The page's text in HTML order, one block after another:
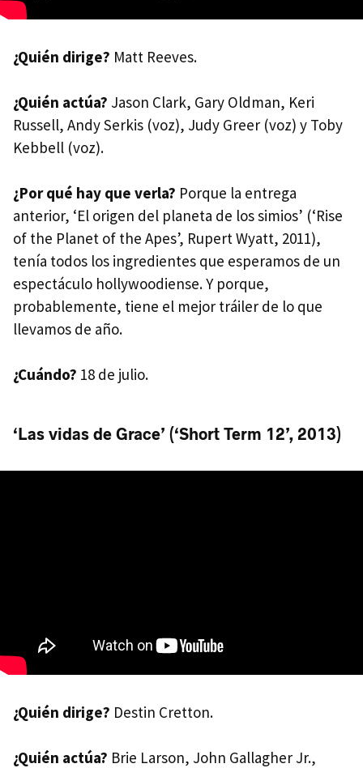
¿Quién dirige? Matt Reeves.
¿Quién actúa? Jason Clark, Gary Oldman, Keri
Russell, Andy Serkis (voz), Judy Greer (voz) y Toby
Kebbell (voz).
¿Por qué hay que verla? Porque la entrega
anterior, ‘El origen del planeta de los simios’ (‘Rise
of the Planet of the Apes’, Rupert Wyatt, 2011),
tenía todos los ingredientes que esperamos de un
espectáculo hollywoodiense. Y porque,
probablemente, tiene el mejor tráiler de lo que
llevamos de año.
¿Cuándo? 18 de julio.
‘Las vidas de Grace’ (‘Short Term 12’, 2013)
¿Quién dirige? Destin Cretton.
¿Quién actúa? Brie Larson, John Gallagher Jr.,